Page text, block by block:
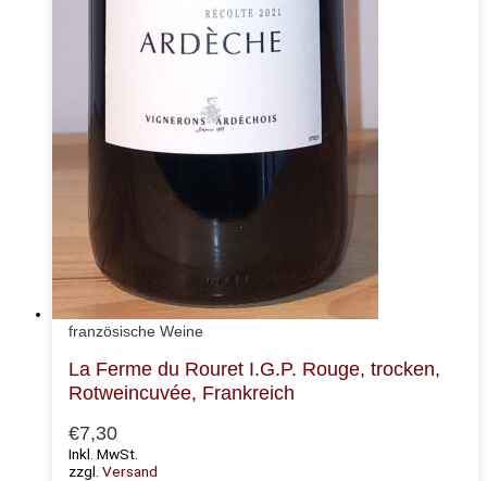
französische Weine
La Ferme du Rouret I.G.P. Rouge, trocken,
Rotweincuvée, Frankreich
€7,30
Inkl. MwSt.
zzgl. Versand